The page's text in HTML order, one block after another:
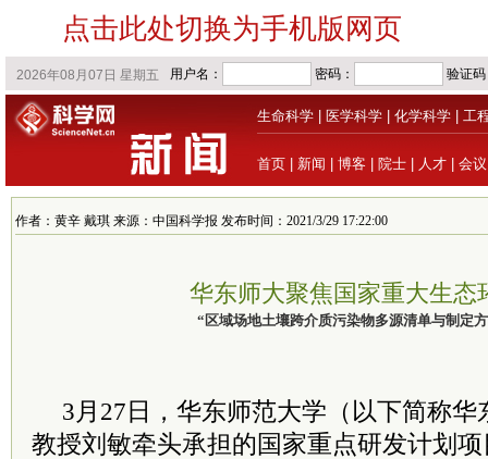
点击此处切换为手机版网页
生命科学 医学科学 化学科学 工
首页 新闻 博客 院士 人才 会议
作者：黄辛 戴琪 来源：中国科学报 发布时间：2021/3/29 17:22:00
华东师大聚焦国家重大生态
“区域场地土壤跨介质污染物多源清单与制定
3月27日，华东师范大学（以下简称
教授刘敏牵头承担的国家重点研发计划